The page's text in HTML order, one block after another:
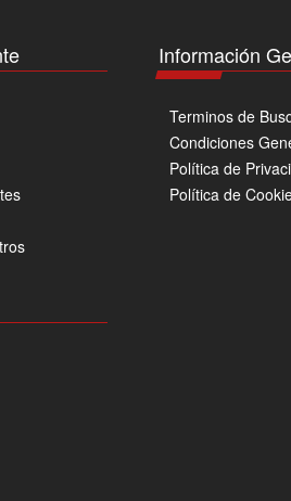
Información
Terminos de
Condiciones
Política de
Política de